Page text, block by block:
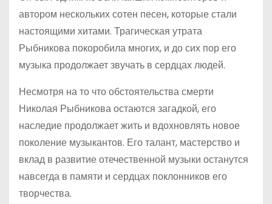
автором нескольких сотен песен, которые стали
настоящими хитами. Трагическая утрата
Рыбникова покоробила многих, и до сих пор его
музыка продолжает звучать в сердцах людей.
Несмотря на то что обстоятельства смерти
Николая Рыбникова остаются загадкой, его
наследие продолжает жить и вдохновлять новое
поколение музыкантов. Его талант, мастерство и
вклад в развитие отечественной музыки останутся
навсегда в памяти и сердцах поклонников его
творчества.